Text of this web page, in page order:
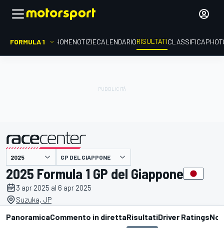
FORMULA 1 HOMENOTIZIECALENDARIORISULTATICLASSIFICA
presentato da GP DEL GIAPPONE
2025 Formula 1 GP del Giappone
3 apr 2025 al 6 apr 2025
Suzuka, JP
PanoramicaCommento in direttaRisultatiDriver Ratings